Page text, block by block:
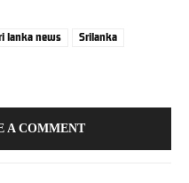
lanka news Srilanka
A COMMENT